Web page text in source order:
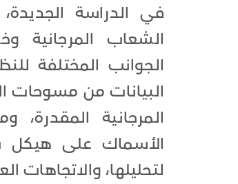
في الدراسة
الشعاب المرجانية
الجوانب المختلفة
البيانات من مسوحات
المرجانية المقدرة،
الأسماك على هيكل
لتحليلها، والاتجاهات